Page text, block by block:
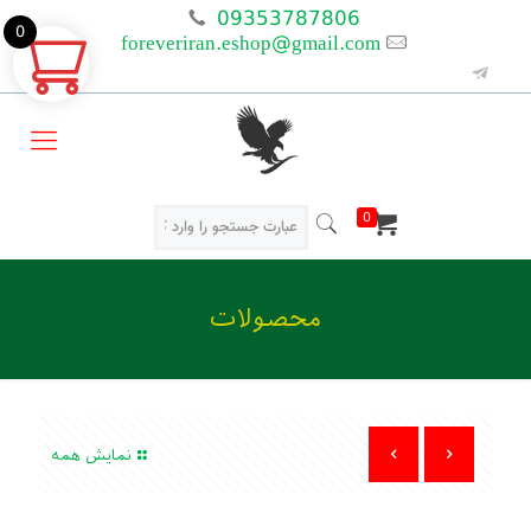
09353787806
foreveriran.eshop@gmail.com
0
محصولات
نمایش همه
0